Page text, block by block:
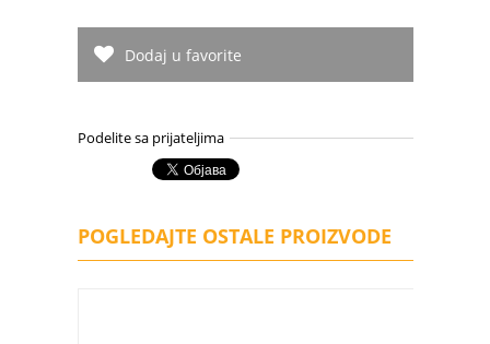
Dodaj u favorite
Podelite sa prijateljima
POGLEDAJTE OSTALE PROIZVODE